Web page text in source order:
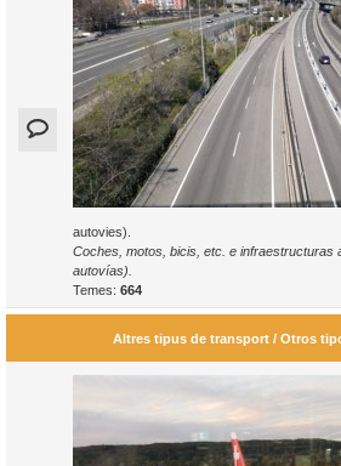
autovies).
Coches, motos, bicis, etc. e infraestructuras
autovías).
Temes: 664
Altres tipus de transport / Otros